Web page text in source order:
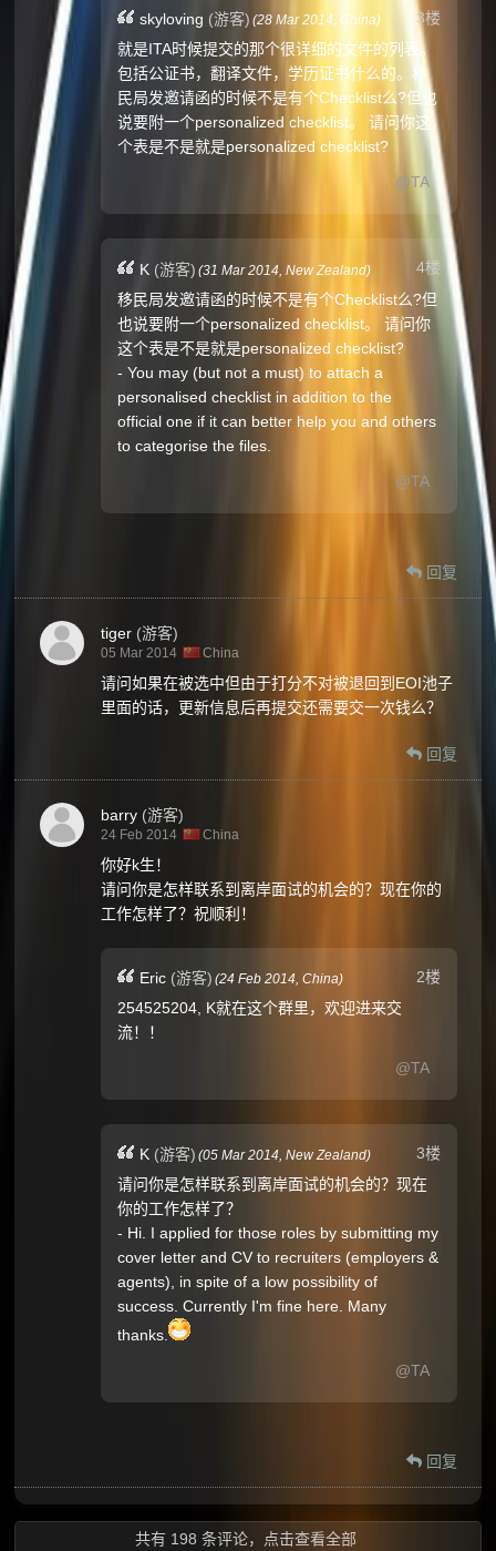
3楼
skyloving (游客) (28 Mar 2014, China)
就是ITA时候提交的那个很详细的文件的列表。
包括公证书，翻译文件，学历证书什么的。移
民局发邀请函的时候不是有个Checklist么?但也
说要附一个personalized checklist。 请问你这
个表是不是就是personalized checklist?
@TA
4楼
K (游客) (31 Mar 2014,New Zealand)
移民局发邀请函的时候不是有个Checklist么?但
也说要附一个personalized checklist。 请问你
这个表是不是就是personalized checklist?
- You may (but not a must) to attach a
personalised checklist in addition to the
official one if it can better help you and others
to categorise the files.
@TA
回复
tiger (游客)
05 Mar 2014 China
请问如果在被选中但由于打分不对被退回到EOI池子
里面的话，更新信息后再提交还需要交一次钱么？
回复
barry (游客)
24 Feb 2014 China
你好k生！
请问你是怎样联系到离岸面试的机会的？现在你的
工作怎样了？祝顺利！
2楼
Eric (游客) (24 Feb 2014,China)
254525204, K就在这个群里，欢迎进来交
流！！
@TA
3楼
K (游客) (05 Mar 2014,New Zealand)
请问你是怎样联系到离岸面试的机会的？现在
你的工作怎样了？
- Hi. I applied for those roles by submitting my
cover letter and CV to recruiters (employers &
agents), in spite of a low possibility of
success. Currently I'm fine here. Many
thanks.
@TA
回复
共有 198 条评论， 点击查看全部